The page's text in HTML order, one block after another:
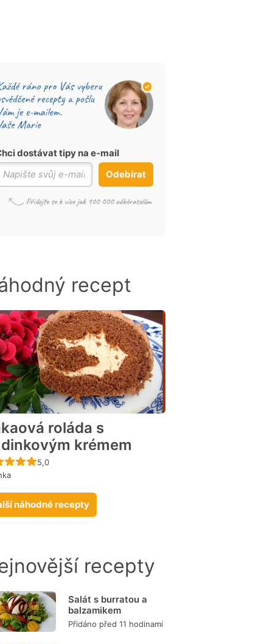
dostávat tipy na e-mail
Odebírat
recept
roláda s
krémem
Recept ještě nebyl hodnocen
5,0
náhodné recepty
recepty
Salát s burratou a
balzamikem
Přidáno před 11 hodinami